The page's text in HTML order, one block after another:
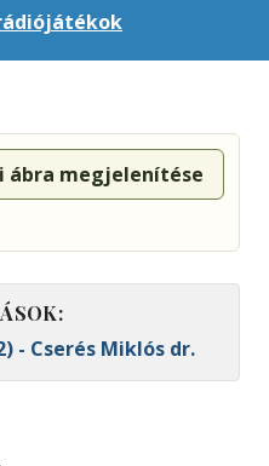
ábra megjelenítése
- Cserés Miklós dr.